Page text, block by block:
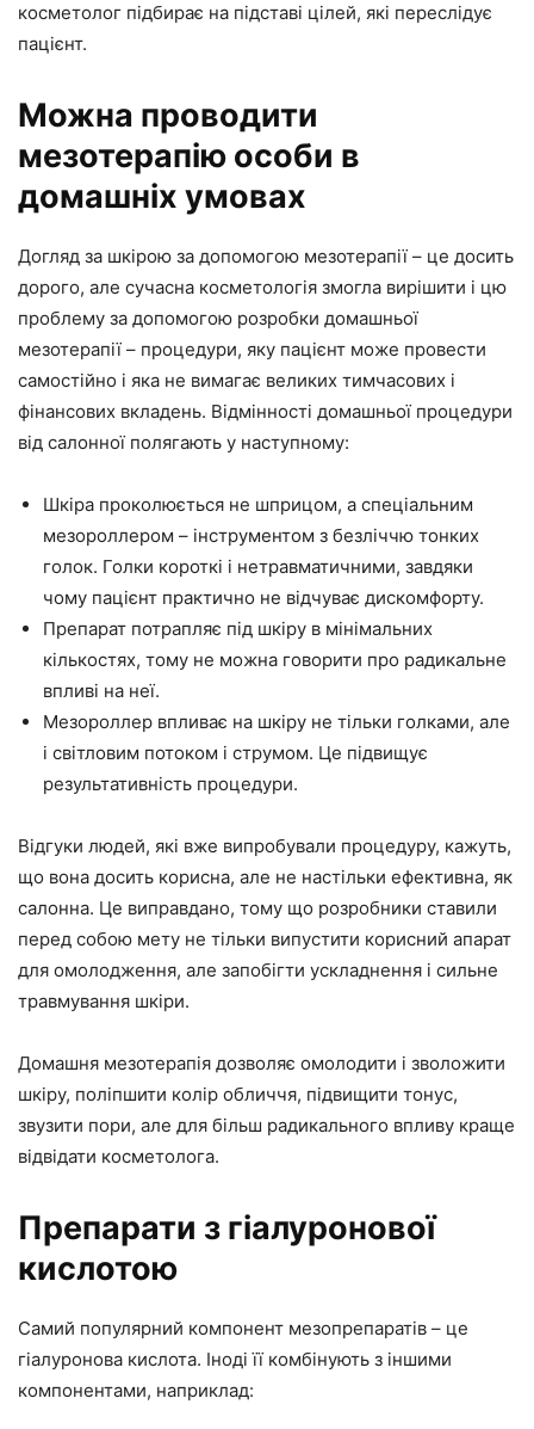
косметолог підбирає на підставі цілей, які переслідує
пацієнт.
Можна проводити
мезотерапію особи в
домашніх умовах
Догляд за шкірою за допомогою мезотерапії – це досить
дорого, але сучасна косметологія змогла вирішити і цю
проблему за допомогою розробки домашньої
мезотерапії – процедури, яку пацієнт може провести
самостійно і яка не вимагає великих тимчасових і
фінансових вкладень. Відмінності домашньої процедури
від салонної полягають у наступному:
Шкіра проколюється не шприцом, а спеціальним
мезороллером – інструментом з безліччю тонких
голок. Голки короткі і нетравматичними, завдяки
чому пацієнт практично не відчуває дискомфорту.
Препарат потрапляє під шкіру в мінімальних
кількостях, тому не можна говорити про радикальне
впливі на неї.
Мезороллер впливає на шкіру не тільки голками, але
і світловим потоком і струмом. Це підвищує
результативність процедури.
Відгуки людей, які вже випробували процедуру, кажуть,
що вона досить корисна, але не настільки ефективна, як
салонна. Це виправдано, тому що розробники ставили
перед собою мету не тільки випустити корисний апарат
для омолодження, але запобігти ускладнення і сильне
травмування шкіри.
Домашня мезотерапія дозволяє омолодити і зволожити
шкіру, поліпшити колір обличчя, підвищити тонус,
звузити пори, але для більш радикального впливу краще
відвідати косметолога.
Препарати з гіалуронової
кислотою
Самий популярний компонент мезопрепаратів – це
гіалуронова кислота. Іноді її комбінують з іншими
компонентами, наприклад: